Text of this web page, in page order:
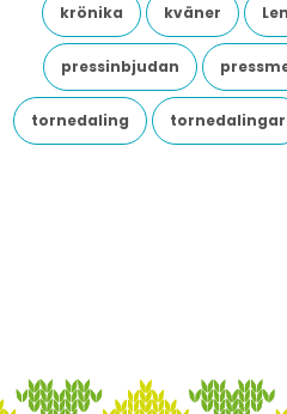
krönika kväner
pressinbjudan
tornedaling tornedalingar